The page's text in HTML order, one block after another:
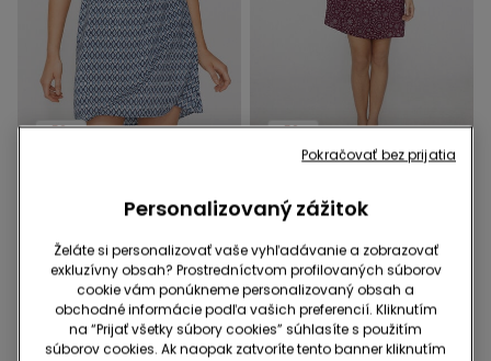
-50%
Minišaty s Krátkym
Plátna
18,99 € 9,49 €-50%
-50%
Minišaty s Krátkym
Rukávom z Viskózového
Plátna
18,99 € 9,49 €-50%
Personalizovaný zážitok
Želáte si personalizovať vaše vyhľadávanie a zobrazovať
exkluzívny obsah? Prostredníctvom profilovaných súborov
cookie vám ponúkneme personalizovaný obsah a
obchodné informácie podľa vašich preferencií. Kliknutím
na “Prijať všetky súbory cookies” súhlasíte s použitím
súborov cookies. Ak naopak zatvoríte tento banner kliknutím
Pokračovať bez prijatia